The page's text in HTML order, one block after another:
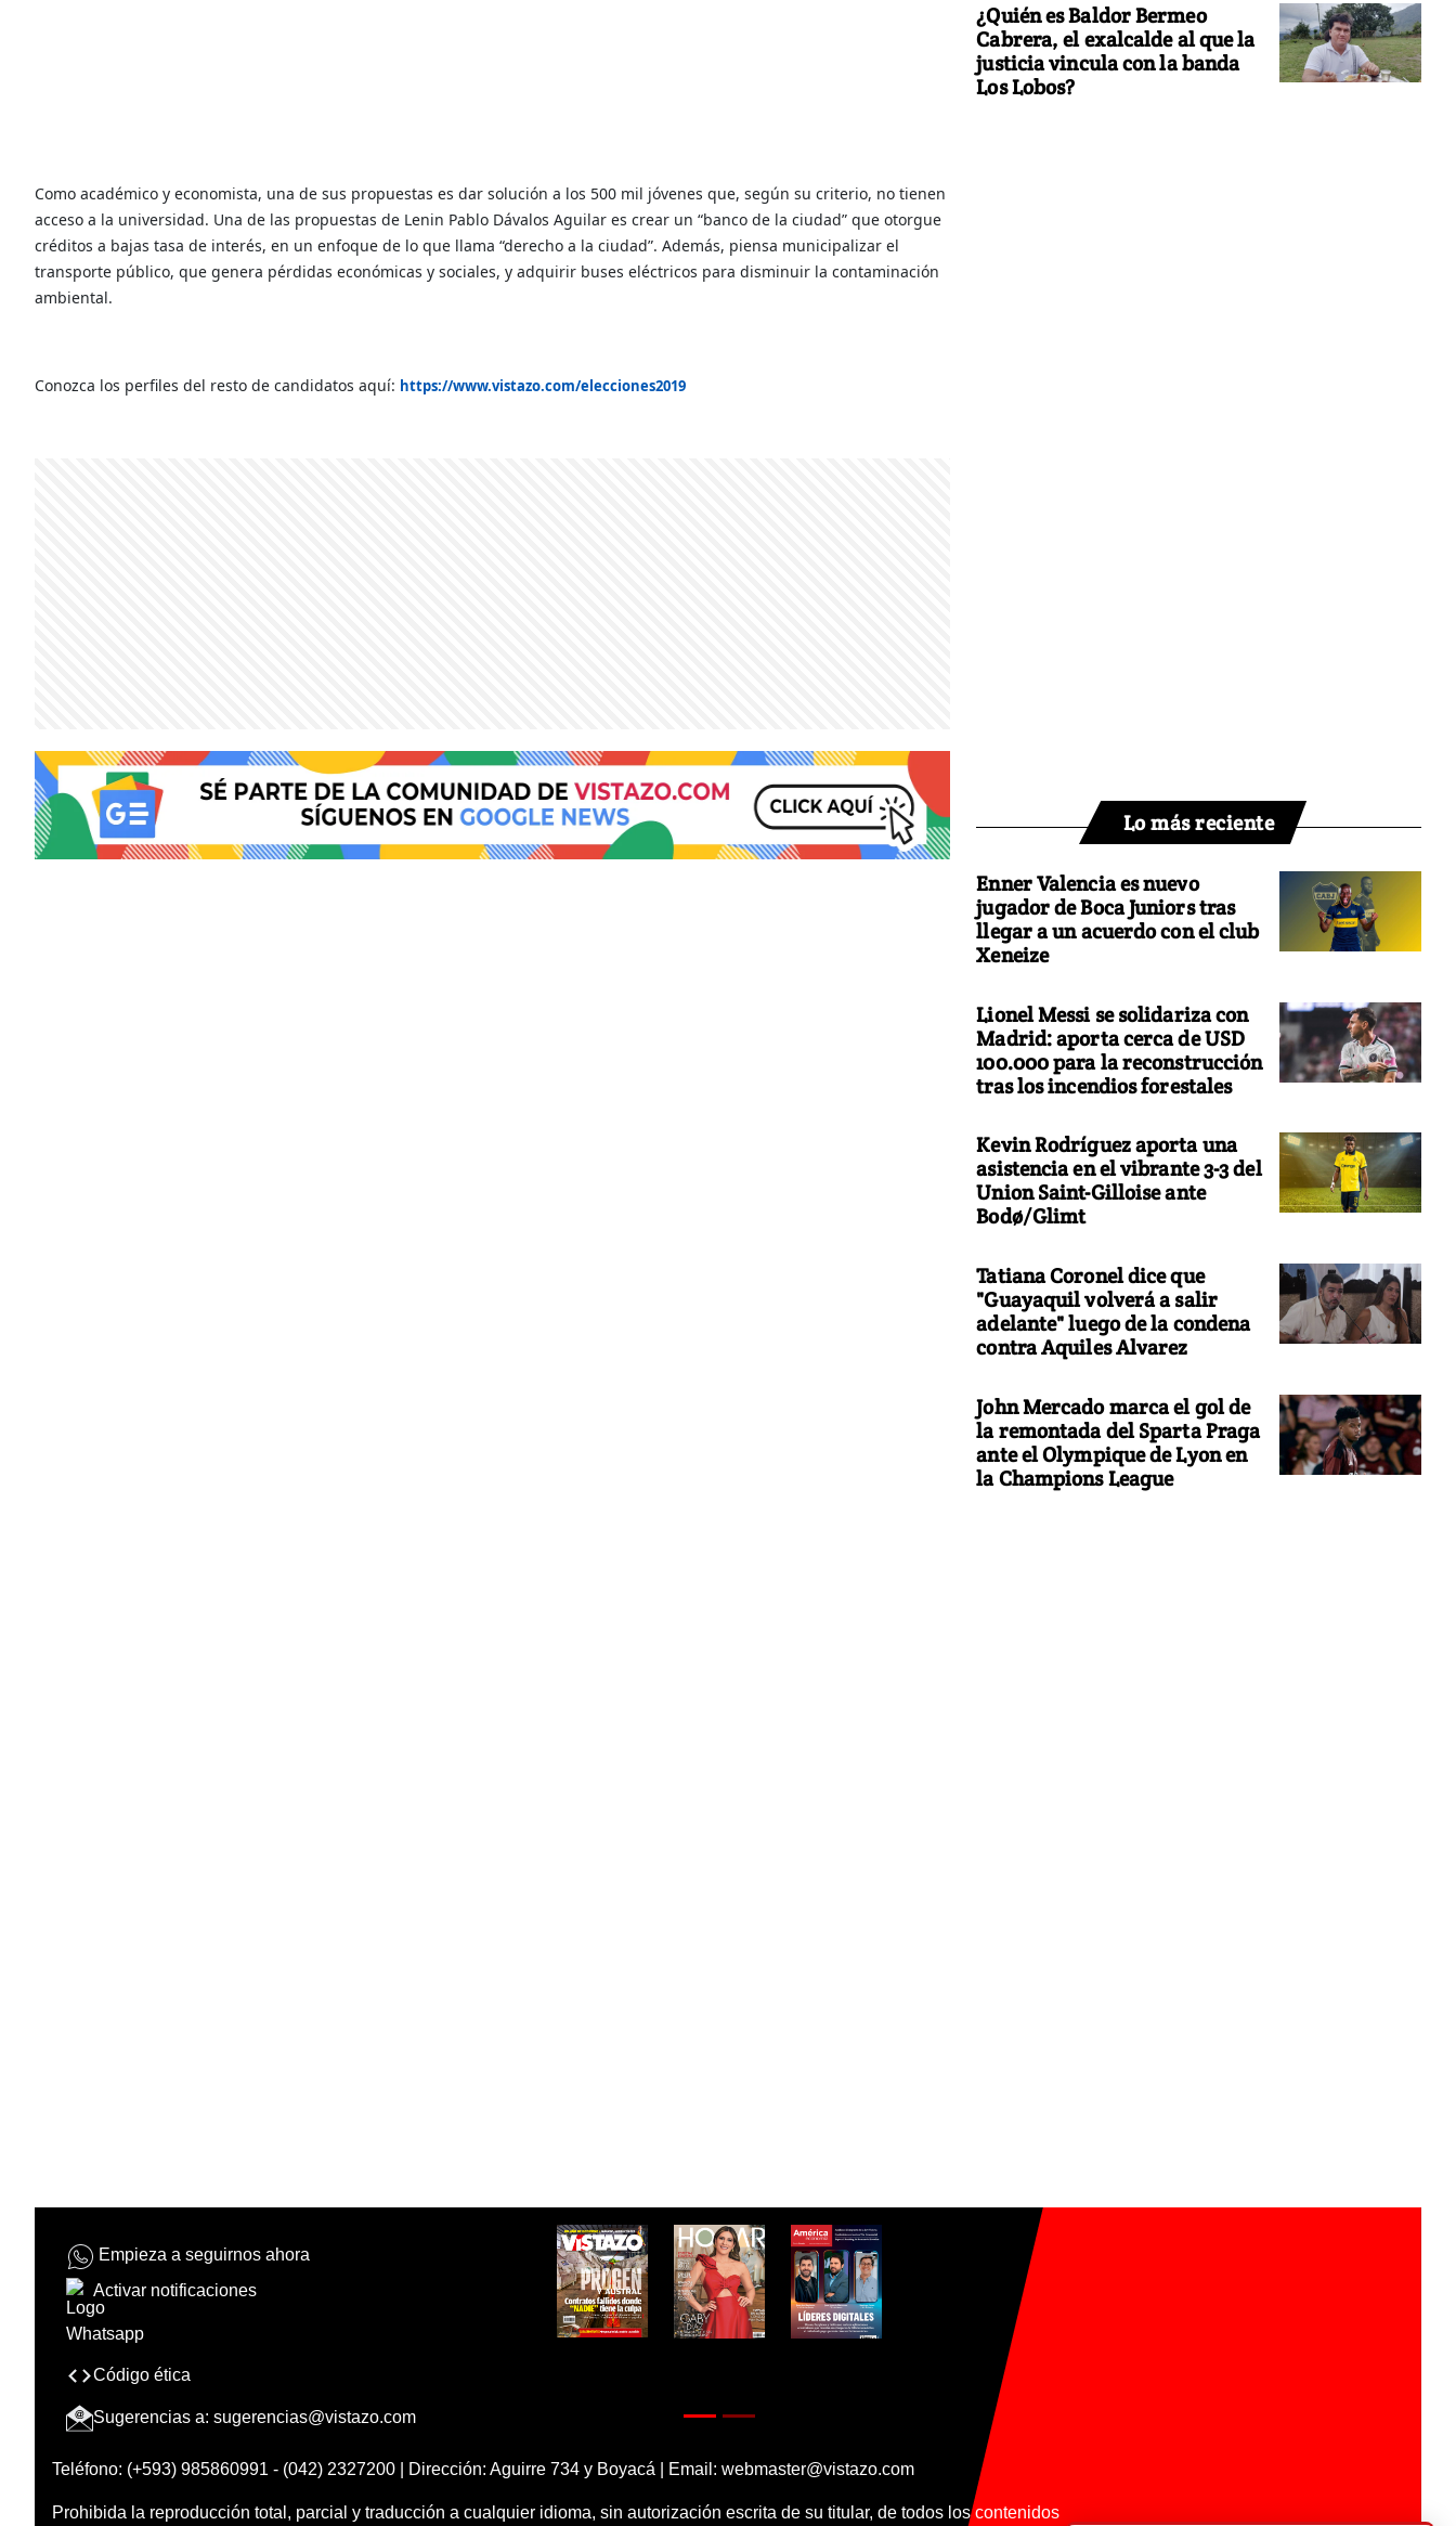
Como académico y economista, una de sus propuestas es dar solución a los 500 mil jóvenes que, según su criterio, no tienen
acceso a la universidad. Una de las propuestas de Lenin Pablo Dávalos Aguilar es crear un “banco de la ciudad” que otorgue
créditos a bajas tasa de interés, en un enfoque de lo que llama “derecho a la ciudad”. Además, piensa municipalizar el
transporte público, que genera pérdidas económicas y sociales, y adquirir buses eléctricos para disminuir la contaminación
ambiental.
Conozca los perfiles del resto de candidatos aquí: https://www.vistazo.com/elecciones2019
¿Quién es Baldor Bermeo
Cabrera, el exalcalde al que la
justicia vincula con la banda
Los Lobos?
Lo más reciente
Enner Valencia es nuevo
jugador de Boca Juniors tras
llegar a un acuerdo con el club
Xeneize
Lionel Messi se solidariza con
Madrid: aporta cerca de USD
100.000 para la reconstrucción
tras los incendios forestales
Kevin Rodríguez aporta una
asistencia en el vibrante 3-3 del
Union Saint-Gilloise ante
Bodø/Glimt
Tatiana Coronel dice que
"Guayaquil volverá a salir
adelante" luego de la condena
contra Aquiles Alvarez
John Mercado marca el gol de
la remontada del Sparta Praga
ante el Olympique de Lyon en
la Champions League
Empieza a seguirnos ahora
Activar notificaciones
Código ética
Sugerencias a: sugerencias@vistazo.com
Teléfono: (+593) 985860991 - (042) 2327200 | Dirección: Aguirre 734 y Boyacá | Email: webmaster@vistazo.com
Prohibida la reproducción total, parcial y traducción a cualquier idioma, sin autorización escrita de su titular, de todos los contenidos